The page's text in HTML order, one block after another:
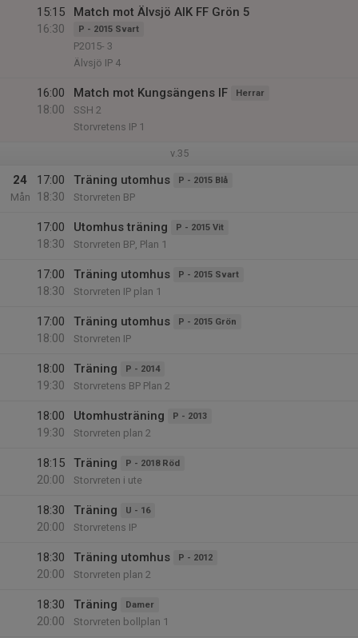
15:15
16:30
Match mot Älvsjö AIK FF Grön 5
P - 2015 Svart
P2015- 3
Älvsjö IP 4
16:00
18:00
Match mot Kungsängens IF Herrar
SSH 2
Storvretens IP 1
v.35
24
Mån
17:00
18:30
Träning utomhus P - 2015 Blå
Storvreten BP
17:00
18:30
Utomhus träning P - 2015 Vit
Storvreten BP, Plan 1
17:00
18:30
Träning utomhus P - 2015 Svart
Storvreten IP plan 1
17:00
18:00
Träning utomhus P - 2015 Grön
Storvreten IP
18:00
19:30
Träning P - 2014
Storvretens BP Plan 2
18:00
19:30
Utomhusträning P - 2013
Storvreten plan 2
18:15
20:00
Träning P - 2018 Röd
Storvreten i ute
18:30
20:00
Träning U - 16
Storvretens IP
18:30
20:00
Träning utomhus P - 2012
Storvreten plan 2
18:30
20:00
Träning Damer
Storvreten bollplan 1